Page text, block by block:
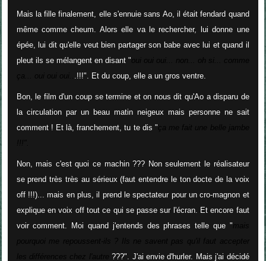
Mais la fille finalement, elle s'ennuie sans Ao, il était fendard quand
même comme cheum. Alors elle va le rechercher, lui donne une
épée, lui dit qu'elle veut bien partager son babe avec lui et quand il
pleut ils se mélangent en disant "
.!!!". Et du coup, elle a un gros ventre.
Bon, le film d'un coup se termine et on nous dit qu'Ao a disparu de
la circulation par un beau matin neigeux mais personne ne sait
comment ! Et là, franchement, tu te dis "
Non, mais c'est quoi ce machin ??? Non seulement le réalisateur
se prend très très au sérieux (faut entendre le ton docte de la voix
off !!!)... mais en plus, il prend le spectateur pour un cro-magnon et
explique en voix off tout ce qui se passe sur l'écran. Et encore faut
voir comment. Moi quand j'entends des phrases telle que "
les différences chez l'autre???". J'ai envie d'hurler. Mais j'ai décidé